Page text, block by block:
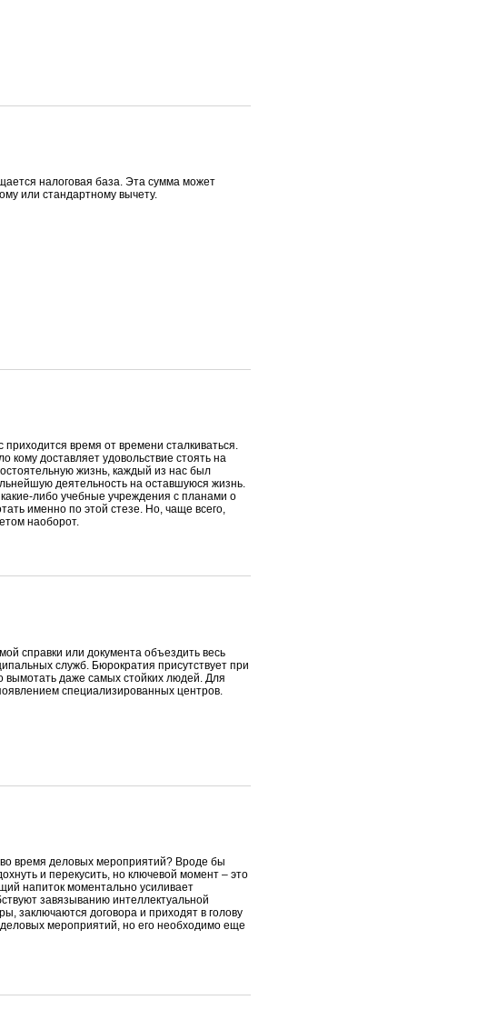
налоговая база. Эта сумма может
или стандартному вычету.
время от времени сталкиваться.
доставляет удовольствие стоять на
жизнь, каждый из нас был
деятельность на оставшуюся жизнь.
либо учебные учреждения с планами о
именно по этой стезе. Но, чаще всего,
наоборот.
справки или документа объездить весь
служб. Бюрократия присутствует при
вымотать даже самых стойких людей. Для
специализированных центров.
время деловых мероприятий? Вроде бы
и перекусить, но ключевой момент – это
напиток моментально усиливает
завязыванию интеллектуальной
заключаются договора и приходят в голову
мероприятий, но его необходимо еще